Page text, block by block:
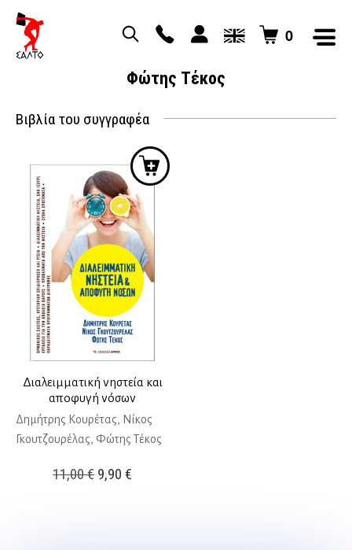
0
Φώτης Τέκος
Βιβλία του συγγραφέα
Διαλειμματική νηστεία και
αποφυγή νόσων
Δημήτρης Κουρέτας, Νίκος
Γκουτζουρέλας, Φώτης Τέκος
11,00€Original
9,90€